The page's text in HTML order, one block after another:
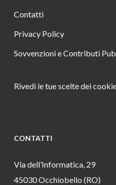
Contatti
Privacy Policy
Sovvenzioni e Contributi
Rivedi le tue scelte dei
CONTATTI
Via dell’Informatica, 29
45030 Occhiobello (RO)